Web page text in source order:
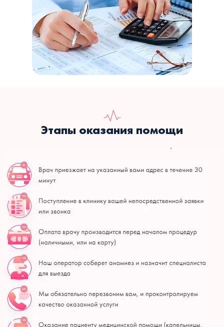
Этапы оказания помощи